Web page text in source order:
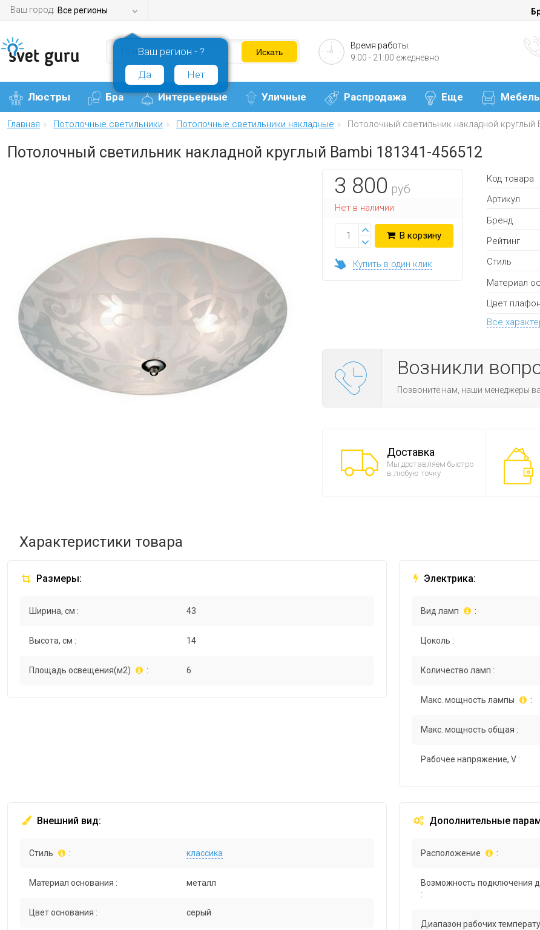
Ваш город: Все регионы
Ваш регион - ?
Да
Нет
Время работы:
9:00 - 21:00 ежедневно
Люстры Бра Интерьерные Уличные Распродажа Еще Мебель
Главная Потолочные светильники Потолочные светильники накладные Потолочный светильник накладной круглый
Потолочный светильник накладной круглый Bambi 181341-456512
3 800 руб
Нет в наличии
В корзину
Купить в один клик
Код товара
Артикул
Бренд
Рейтинг
Стиль
Материал
Цвет
Все
Возникли
Позвоните нам, наши менеджеры
Доставка
Мы доставляем быстро
в любую точку
Характеристики товара
Размеры:
Ширина, см : 43
Высота, см : 14
Площадь освещения(м2) : 6
Электрика:
Вид ламп :
Цоколь :
Количество ламп :
Макс. мощность лампы :
Макс. мощность общая :
Рабочее напряжение, V :
Внешний вид:
Стиль : классика
Материал основания : металл
Цвет основания : серый
Дополнительные
Расположение :
Возможность подключения
:
Диапазон рабочих